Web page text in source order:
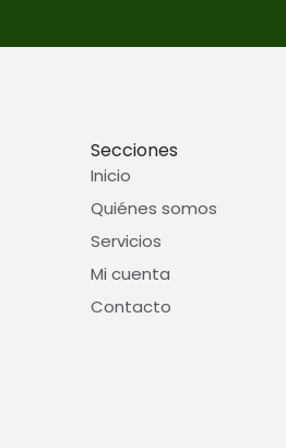
Secciones
Inicio
Quiénes somos
Servicios
Mi cuenta
Contacto